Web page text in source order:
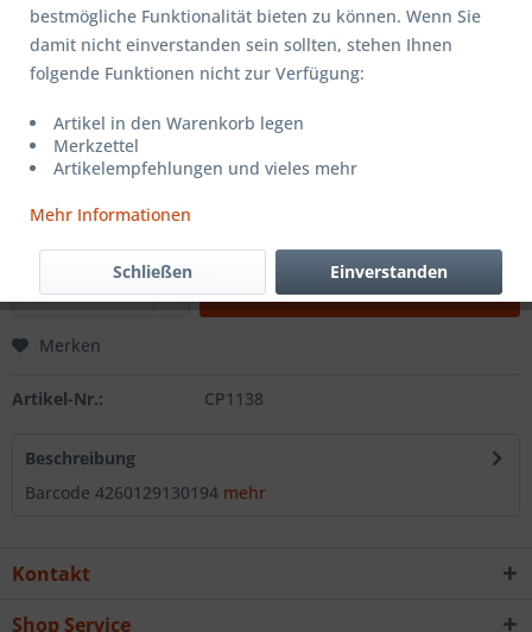
29,99 € *
inkl. MwSt.zzgl. Versandkosten
In denWarenkorb
Merken
Artikel-Nr.: CP1138
Beschreibung
Barcode 4260129130194 mehr
Kontakt
Shop Service
bestmögliche Funktionalität bieten zu können. Wenn Sie
damit nicht einverstanden sein sollten, stehen Ihnen
folgende Funktionen nicht zur Verfügung:
Artikel in den Warenkorb legen
Merkzettel
Artikelempfehlungen und vieles mehr
Mehr Informationen
Einverstanden
Schließen